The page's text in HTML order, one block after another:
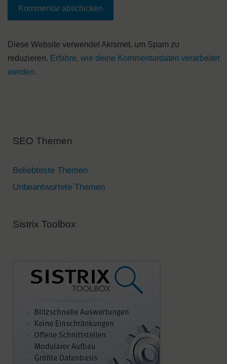
A
l
t
Diese Website verwendet Akismet, um Spam zu
reduzieren. Erfahre, wie deine Kommentardaten verarbeitet
werden.
SEO Themen
Beliebteste Themen
Unbeantwortete Themen
Sistrix Toolbox